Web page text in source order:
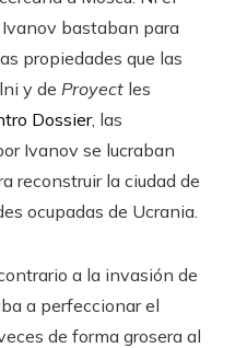
bastaban para
propiedades que las
y de Proyect les
Dossier, las
Ivanov se lucraban
reconstruir la ciudad de
ocupadas de Ucrania.
a la invasión de
a perfeccionar el
de forma grosera al